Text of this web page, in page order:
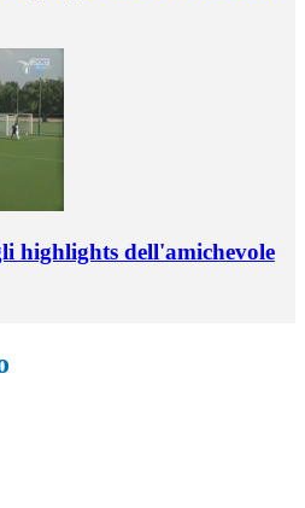
highlights dell'amichevole